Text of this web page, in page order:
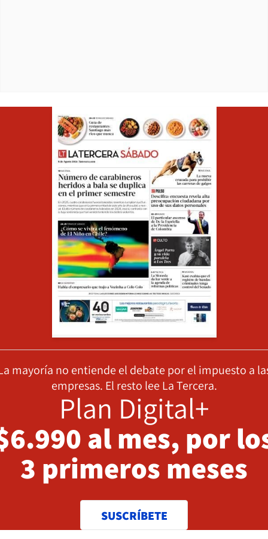
mayoría no entiende el debate por el impuesto a
empresas. El resto lee La Tercera.
Plan Digital+
al mes, por
3 primeros meses
SUSCRÍBETE